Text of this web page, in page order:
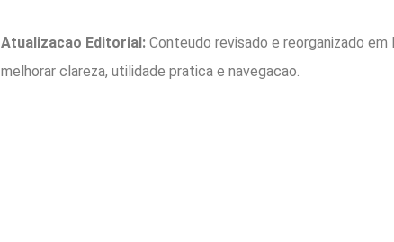
Atualizacao Editorial:Conteudo revisado e reorganizado em
melhorar clareza, utilidade pratica e navegacao.